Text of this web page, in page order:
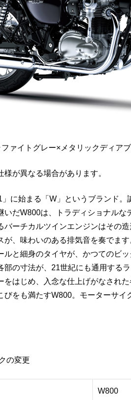
ァイトグレー×メタリックディア
が異なる場合があります。
に始まる「W」というブランド。
いだW800は、トラディショナル
バーチカルツインエンジンはその
が、味わいのある排気音を奏でま
ルと細身のタイヤが、かつてのビ
部の寸法が、21世紀にも通用する
をはじめ、入念な仕上げがなされ
びをも満たすW800。モーターサ
の変更
W800